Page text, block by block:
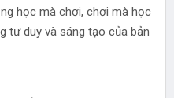
học mà chơi, chơi mà học
tư duy và sáng tạo của bản